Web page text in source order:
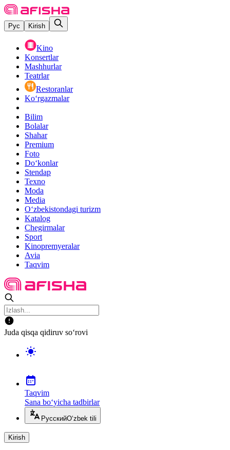
Рус Kirish
Kino
Konsertlar
Mashhurlar
Teatrlar
Restoranlar
Ko‘rgazmalar
Bilim
Bolalar
Shahar
Premium
Foto
Do‘konlar
Stendap
Texno
Moda
Media
O‘zbekistondagi turizm
Katalog
Chegirmalar
Sport
Kinopremyeralar
Avia
Taqvim
Juda qisqa qidiruv so‘rovi
Taqvim
Sana bo‘yicha tadbirlar
РусскийO‘zbek tili
Kirish